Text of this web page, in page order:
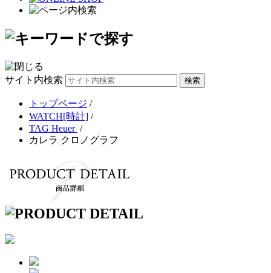
サイト内検索
トップページ /
WATCH[時計] /
TAG Heuer /
カレラ クロノグラフ